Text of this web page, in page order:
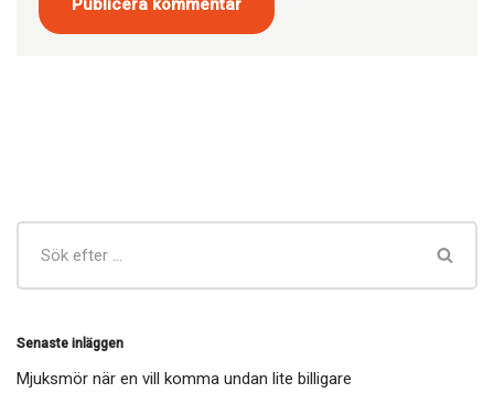
Senaste inläggen
Mjuksmör när en vill komma undan lite billigare